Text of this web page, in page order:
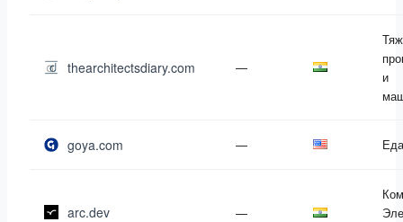
thearchitectsdiary.com —
и
goya.com —
arc.dev —